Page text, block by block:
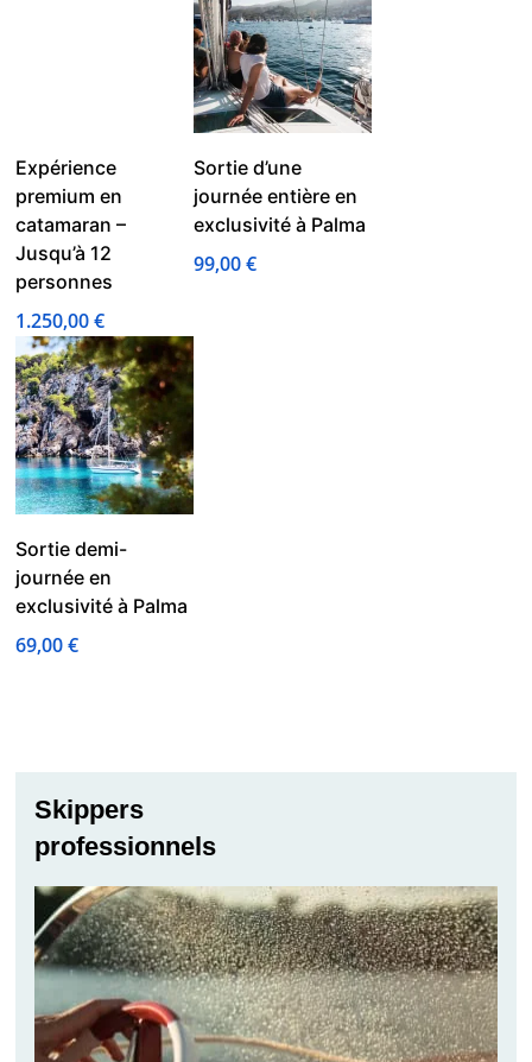
Expérience
premium en
catamaran –
Jusqu’à 12
personnes
1.250,00€
Sortie d’une
journée entière en
exclusivité à Palma
99,00€
Sortie demi-
journée en
exclusivité à Palma
69,00€
Skippers
professionnels